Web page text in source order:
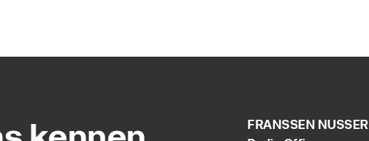
FRANSSEN NUSSER